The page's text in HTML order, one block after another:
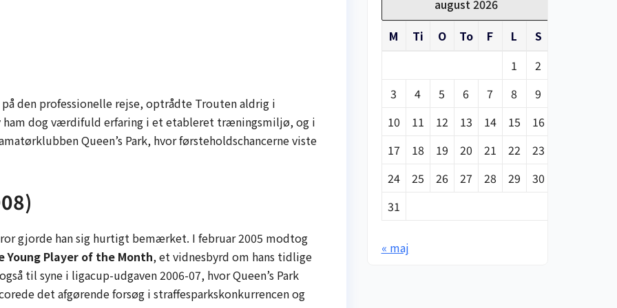
den professionelle rejse, optrådte Trouten aldrig i
ham dog værdifuld erfaring i et etableret træningsmiljø, og i
Queen’s Park, hvor førsteholdschancerne viste
gjorde han sig hurtigt bemærket. I februar 2005 modtog
Young Player of the Month, et vidnesbyrd om hans tidlige
til syne i ligacup-udgaven 2006-07, hvor Queen’s Park
det afgørende forsøg i straffesparkskonkurrencen og
august 2026
M
Ti O To F L
S
1
2
3
4 5 6 7 8
9
10
11 12 13 14 15
16
17
18 19 20 21 22
23
24
25 26 27 28 29
30
31
« maj